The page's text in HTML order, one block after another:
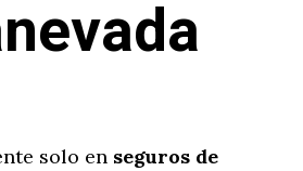
solo en seguros de